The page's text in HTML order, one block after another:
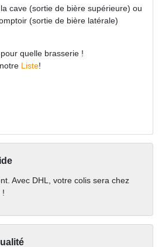
cave (sortie de bière supérieure) ou
(sortie de bière latérale)
quelle brasserie !
Liste!
Avec DHL, votre colis sera chez
!